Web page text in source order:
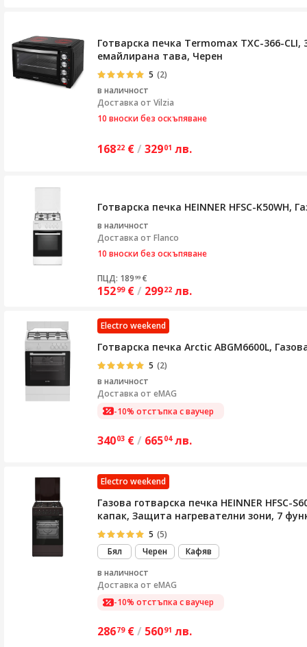
Готварска печка Termomax TXC-366-
емайлирана тава, Черен
5 (2)
в наличност
Доставка от Vilzia
10 вноски без оскъпяване
16822 €/ 32901 лв.
Готварска печка HEINNER HFSC-
в наличност
Доставка от Flanco
10 вноски без оскъпяване
ПЦД: 189 99 €
15299 €/ 29922 лв.
Electro weekend
Готварска печка Arctic ABGM6600L,
5 (2)
в наличност
Доставка от eMAG
-10% отстъпка с ваучер
34003 €/ 66504 лв.
Electro weekend
Газова готварска печка HEINNER
капак, Защита нагревателни зони, 7
5 (5)
Бял
Черен
Кафяв
в наличност
Доставка от eMAG
-10% отстъпка с ваучер
28679 €/ 56091 лв.